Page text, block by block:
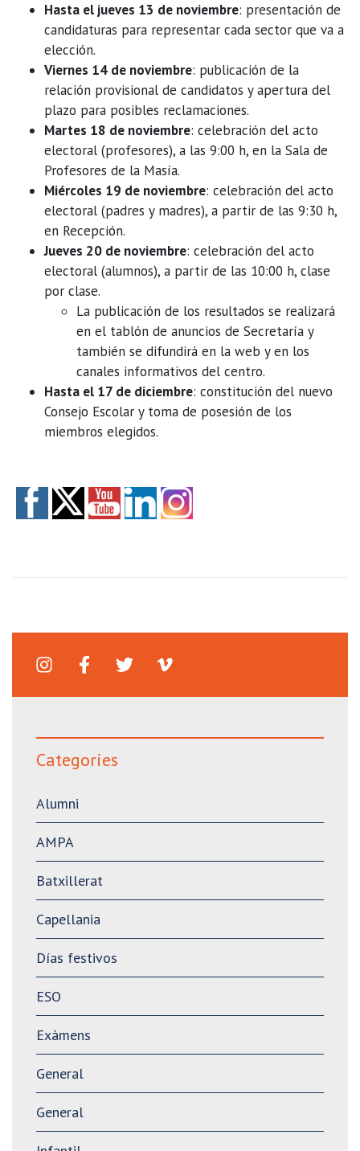
Hasta el jueves 13 de noviembre: presentación de
candidaturas para representar cada sector que va a
elección.
Viernes 14 de noviembre: publicación de la
relación provisional de candidatos y apertura del
plazo para posibles reclamaciones.
Martes 18 de noviembre: celebración del acto
electoral (profesores), a las 9:00 h, en la Sala de
Profesores de la Masía.
Miércoles 19 de noviembre: celebración del acto
electoral (padres y madres), a partir de las 9:30 h,
en Recepción.
Jueves 20 de noviembre: celebración del acto
electoral (alumnos), a partir de las 10:00 h, clase
por clase.
La publicación de los resultados se realizará
en el tablón de anuncios de Secretaría y
también se difundirá en la web y en los
canales informativos del centro.
Hasta el 17 de diciembre: constitución del nuevo
Consejo Escolar y toma de posesión de los
miembros elegidos.
Categories
Alumni
AMPA
Batxillerat
Capellania
Días festivos
ESO
Exàmens
General
General